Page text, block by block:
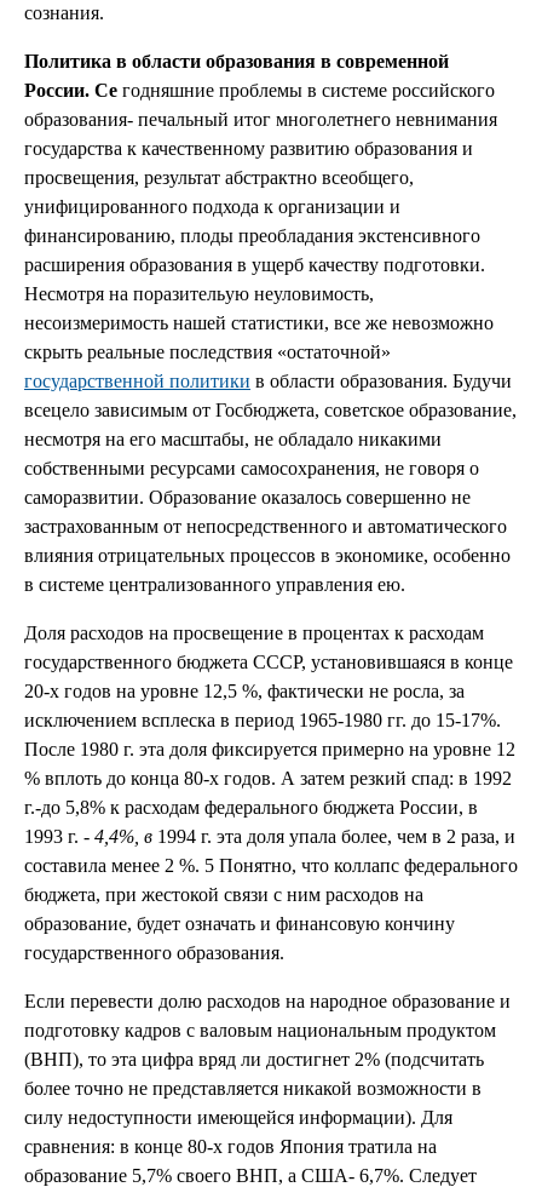
сознания.
Политика в области образования в современной
России. Се годняшние проблемы в системе российского
образования- печальный итог многолетнего невнимания
государства к качественному развитию образования и
просвещения, результат абстрактно всеобщего,
унифицированного подхода к организации и
финансированию, плоды преобладания экстенсивного
расширения образования в ущерб качеству подготовки.
Несмотря на поразительую неуловимость,
несоизмеримость нашей статистики, все же невозможно
скрыть реальные последствия «остаточной»
государственной политики в области образования. Будучи
всецело зависимым от Госбюджета, советское образование,
несмотря на его масштабы, не обладало никакими
собственными ресурсами самосохранения, не говоря о
саморазвитии. Образование оказалось совершенно не
застрахованным от непосредственного и автоматического
влияния отрицательных процессов в экономике, особенно
в системе централизованного управления ею.
Доля расходов на просвещение в процентах к расходам
государственного бюджета СССР, установившаяся в конце
20-х годов на уровне 12,5 %, фактически не росла, за
исключением всплеска в период 1965-1980 гг. до 15-17%.
После 1980 г. эта доля фиксируется примерно на уровне 12
% вплоть до конца 80-х годов. А затем резкий спад: в 1992
г.-до 5,8% к расходам федерального бюджета России, в
1993 г. - 4,4%, в 1994 г. эта доля упала более, чем в 2 раза, и
составила менее 2 %. 5 Понятно, что коллапс федерального
бюджета, при жестокой связи с ним расходов на
образование, будет означать и финансовую кончину
государственного образования.
Если перевести долю расходов на народное образование и
подготовку кадров с валовым национальным продуктом
(ВНП), то эта цифра вряд ли достигнет 2% (подсчитать
более точно не представляется никакой возможности в
силу недоступности имеющейся информации). Для
сравнения: в конце 80-х годов Япония тратила на
образование 5,7% своего ВНП, а США- 6,7%. Следует